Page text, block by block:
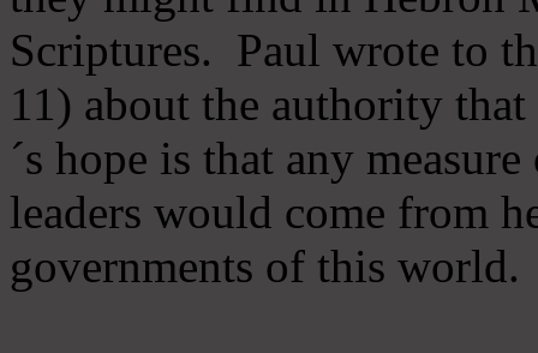
Scriptures. Paul wrote to
11) about the authority
´s hope is that any
leaders would come from
governments of this world.